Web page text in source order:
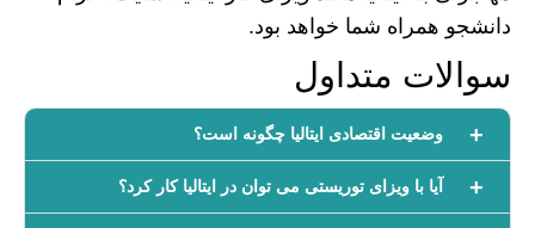
دانشجو همراه شما خواهد بود.
سوالات متداول
وضعیت اقتصادی ایتالیا چگونه است؟
آیا با ویزای توریستی می توان در ایتالیا کار کرد؟